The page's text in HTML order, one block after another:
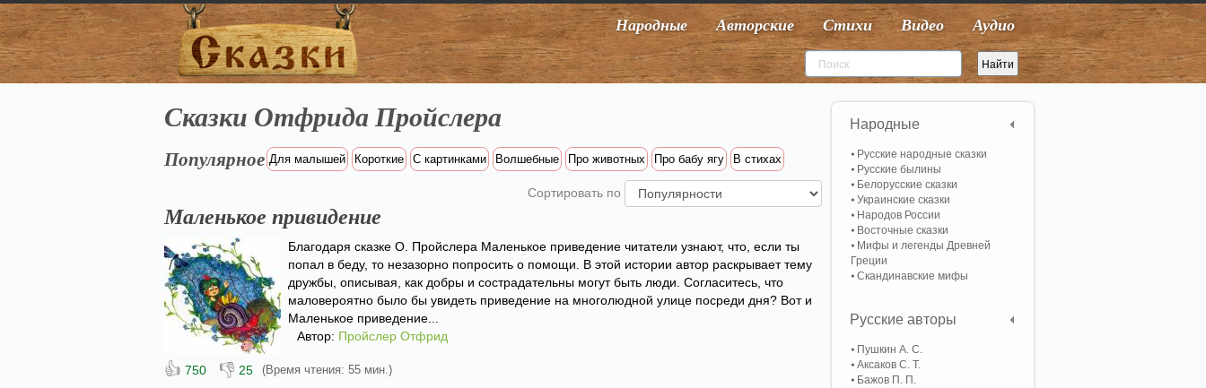
Народные Авторские Стихи Видео Аудио
Сказки Отфрида Пройслера
Популярное Для малышей Короткие С картинками Волшебные Про животных Про бабу ягу В стихах
Сортировать по
Маленькое привидение
Благодаря сказке О. Пройслера Маленькое приведение читатели узнают, что, если ты
попал в беду, то незазорно попросить о помощи. В этой истории автор раскрывает тему
дружбы, описывая, как добры и сострадательны могут быть люди. Согласитесь, что
маловероятно было бы увидеть приведение на многолюдной улице посреди дня? Вот и
Маленькое приведение...
Автор: Пройслер Отфрид
👍 750 👎 25 (Время чтения: 55 мин.)
Народные
Русские народные сказки
Русские былины
Белорусские сказки
Украинские сказки
Народов России
Восточные сказки
Мифы и легенды Древней
Греции
Скандинавские мифы
Русские авторы
Пушкин А. С.
Аксаков С. Т.
Бажов П. П.